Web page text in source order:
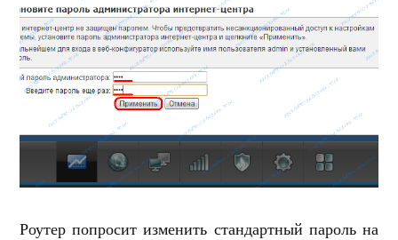
Роутер попросит изменить стандартный пароль на